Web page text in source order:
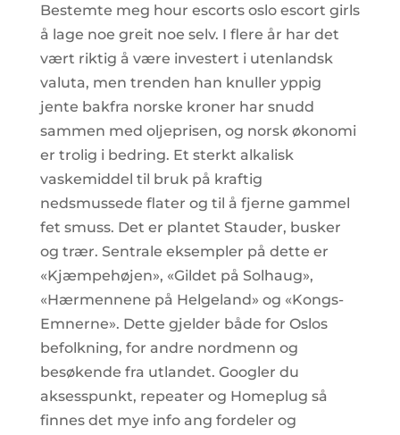
Bestemte meg hour escorts oslo escort girls
å lage noe greit noe selv. I flere år har det
vært riktig å være investert i utenlandsk
valuta, men trenden han knuller yppig
jente bakfra norske kroner har snudd
sammen med oljeprisen, og norsk økonomi
er trolig i bedring. Et sterkt alkalisk
vaskemiddel til bruk på kraftig
nedsmussede flater og til å fjerne gammel
fet smuss. Det er plantet Stauder, busker
og trær. Sentrale eksempler på dette er
«Kjæmpehøjen», «Gildet på Solhaug»,
«Hærmennene på Helgeland» og «Kongs-
Emnerne». Dette gjelder både for Oslos
befolkning, for andre nordmenn og
besøkende fra utlandet. Googler du
aksesspunkt, repeater og Homeplug så
finnes det mye info ang fordeler og